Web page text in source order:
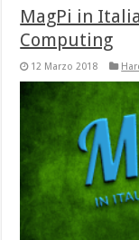
MagPi in
Computing
12 Marzo 2018